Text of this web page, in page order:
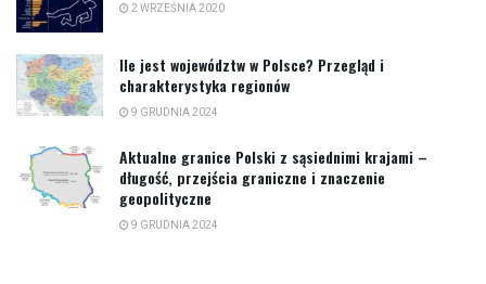
2 WRZEŚNIA 2020
Ile jest województw w Polsce? Przegląd i
charakterystyka regionów
9 GRUDNIA 2024
Aktualne granice Polski z sąsiednimi krajami –
długość, przejścia graniczne i znaczenie
geopolityczne
9 GRUDNIA 2024